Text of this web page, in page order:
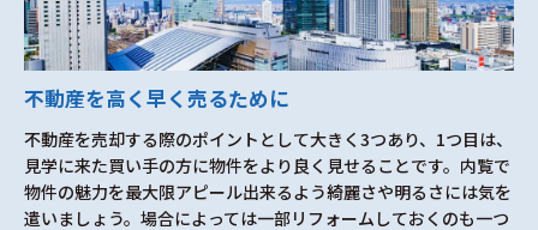
不動産を高く早く売るために
不動産を売却する際のポイントとして大きく3つあり、1つ目は、
見学に来た買い手の方に物件をより良く見せることです。内覧で
物件の魅力を最大限アピール出来るよう綺麗さや明るさには気を
遣いましょう。場合によっては一部リフォームしておくのも一つ